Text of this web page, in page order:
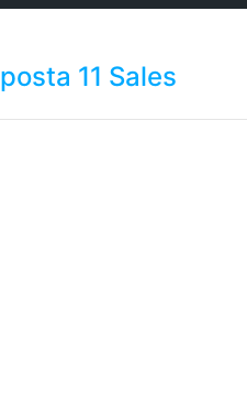
11 Sales